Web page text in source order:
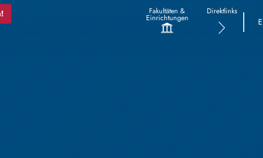
Fakultäten &
Einrichtungen
Direktlinks